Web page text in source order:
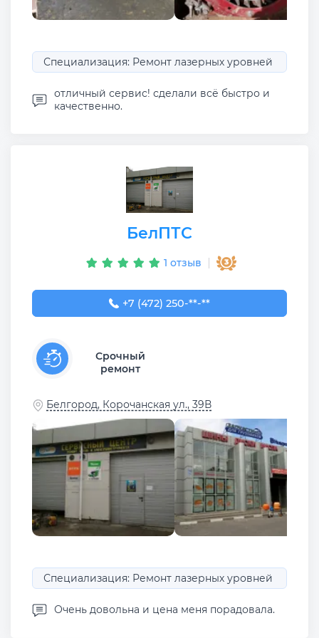
Специализация: Ремонт лазерных уровней
отличный сервис! сделали всё быстро и
качественно.
БелПТС
1 отзыв
+7 (472) 250-01-06
+7 (472) 250-**-**
Срочный
ремонт
Белгород, Корочанская ул., 39В
Специализация: Ремонт лазерных уровней
Очень довольна и цена меня порадовала.